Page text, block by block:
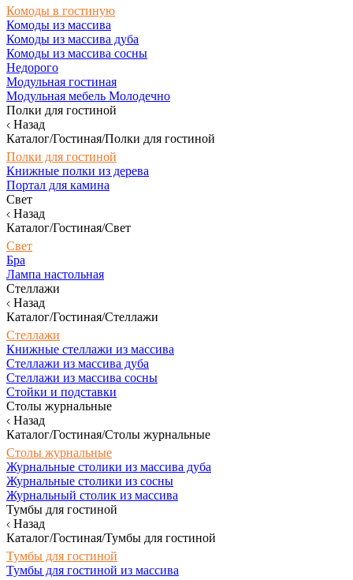
Комоды в гостиную
Комоды из массива
Комоды из массива дуба
Комоды из массива сосны
Недорого
Модульная гостиная
Модульная мебель Молодечно
Полки для гостиной
Назад
Каталог/Гостиная/Полки для гостиной
Полки для гостиной
Книжные полки из дерева
Портал для камина
Свет
Назад
Каталог/Гостиная/Свет
Свет
Бра
Лампа настольная
Стеллажи
Назад
Каталог/Гостиная/Стеллажи
Стеллажи
Книжные стеллажи из массива
Стеллажи из массива дуба
Стеллажи из массива сосны
Стойки и подставки
Столы журнальные
Назад
Каталог/Гостиная/Столы журнальные
Столы журнальные
Журнальные столики из массива дуба
Журнальные столики из сосны
Журнальный столик из массива
Тумбы для гостиной
Назад
Каталог/Гостиная/Тумбы для гостиной
Тумбы для гостиной
Тумбы для гостиной из массива